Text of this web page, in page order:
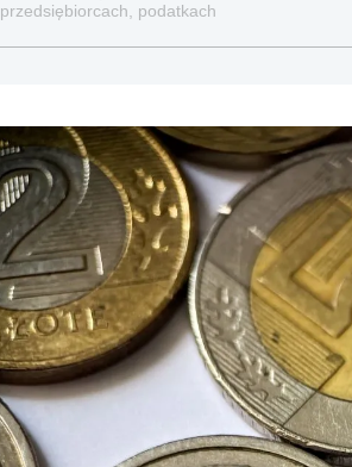
przedsiębiorcach, podatkach